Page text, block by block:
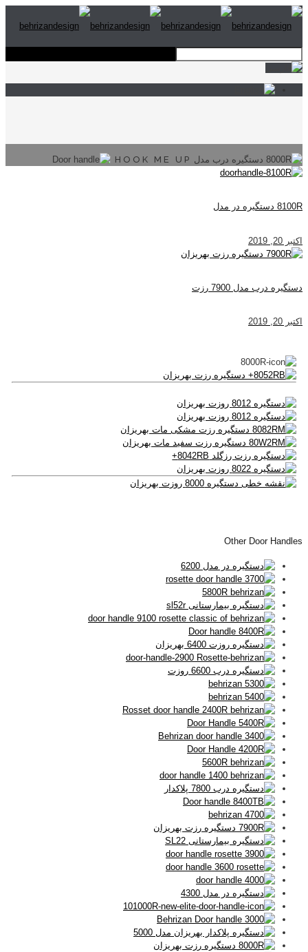
HOOK ME UP
8100R دستگیره در مدل
اکتبر 20, 2019
دستگیره درب مدل 7900 رزت
اکتبر 20, 2019
Other Door Handles